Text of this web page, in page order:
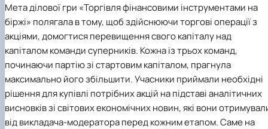
Мета ділової гри «Торгівля фінансовими інструментами на
біржі» полягала в тому, щоб здійснюючи торгові операції з
акціями, домогтися перевищення свого капіталу над
капіталом команди суперників. Кожна із трьох команд,
починаючи партію зі стартовим капіталом, прагнула
максимально його збільшити. Учасники приймали необхідні
рішення для купівлі потрібних акцій на підставі аналітичних
висновків зі світових економічних новин, які вони
від викладача-модератора перед кожним етапом. Саме на